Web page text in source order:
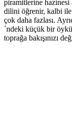
piramitlerine hazinesi
dilini öğrenir, kalbi ile
çok daha fazlası.
´ndeki küçük bir
toprağa bakışınızı